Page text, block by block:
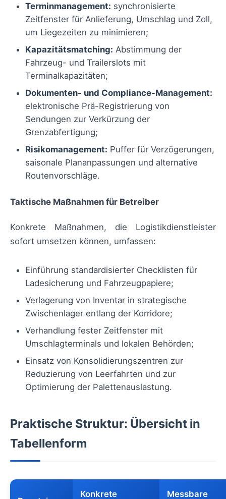
Terminmanagement: synchronisierte
Zeitfenster für Anlieferung, Umschlag und Zoll,
um Liegezeiten zu minimieren;
Kapazitätsmatching: Abstimmung der
Fahrzeug- und Trailerslots mit
Terminalkapazitäten;
Dokumenten- und Compliance-Management:
elektronische Prä-Registrierung von
Sendungen zur Verkürzung der
Grenzabfertigung;
Risikomanagement: Puffer für Verzögerungen,
saisonale Plananpassungen und alternative
Routenvorschläge.
Taktische Maßnahmen für Betreiber
Konkrete Maßnahmen, die Logistikdienstleister
sofort umsetzen können, umfassen:
Einführung standardisierter Checklisten für
Ladesicherung und Fahrzeugpapiere;
Verlagerung von Inventar in strategische
Zwischenlager entlang der Korridore;
Verhandlung fester Zeitfenster mit
Umschlagterminals und lokalen Behörden;
Einsatz von Konsolidierungszentren zur
Reduzierung von Leerfahrten und zur
Optimierung der Palettenauslastung.
Praktische Struktur: Übersicht in
Tabellenform
Konkrete Messbare